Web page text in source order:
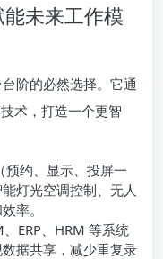
未来工作模
阶的必然选择。它通
术，打造一个更智
预约、显示、投屏一
灯光空调控制、无人
率。
ERP、HRM 等系统
据共享，减少重复录